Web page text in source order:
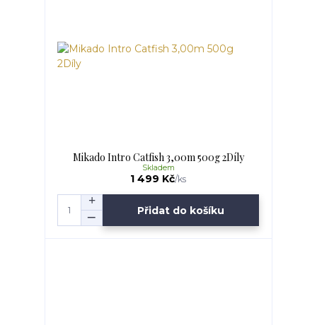
Mikado Intro Catfish 3,00m 500g 2Díly
1 499 Kč/ks
Skladem
Přidat do košíku